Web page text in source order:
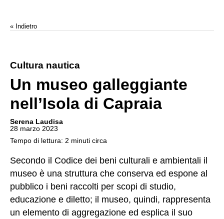
« Indietro
Cultura nautica
Un museo galleggiante
nell’Isola di Capraia
Serena Laudisa
28 marzo 2023
Tempo di lettura: 2 minuti circa
Secondo il Codice dei beni culturali e ambientali il
museo è una struttura che conserva ed espone al
pubblico i beni raccolti per scopi di studio,
educazione e diletto; il museo, quindi, rappresenta
un elemento di aggregazione ed esplica il suo